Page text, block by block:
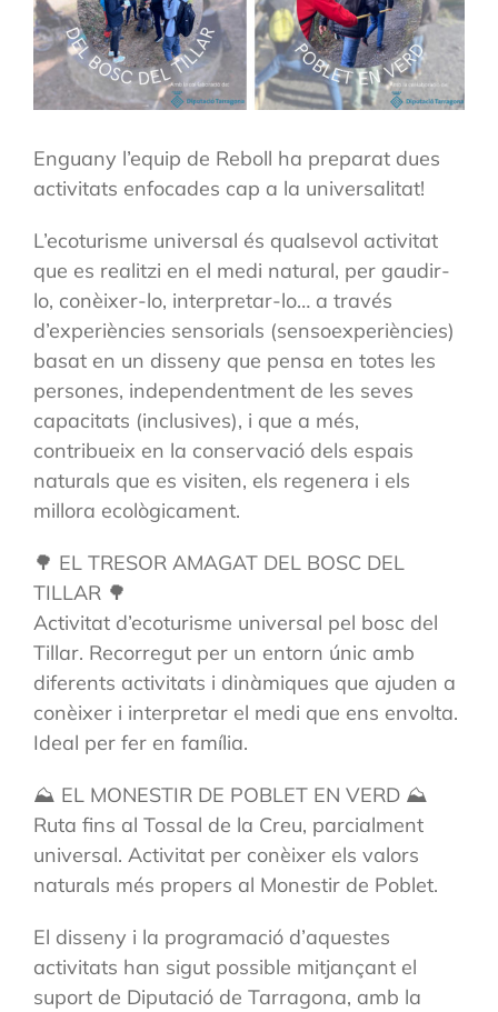
Enguany l’equip de Reboll ha preparat dues
activitats enfocades cap a la universalitat!
L’ecoturisme universal és qualsevol activitat
que es realitzi en el medi natural, per gaudir-
lo, conèixer-lo, interpretar-lo… a través
d’experiències sensorials (sensoexperiències)
basat en un disseny que pensa en totes les
persones, independentment de les seves
capacitats (inclusives), i que a més,
contribueix en la conservació dels espais
naturals que es visiten, els regenera i els
millora ecològicament.
🌳 EL TRESOR AMAGAT DEL BOSC DEL
TILLAR 🌳
Activitat d’ecoturisme universal pel bosc del
Tillar. Recorregut per un entorn únic amb
diferents activitats i dinàmiques que ajuden a
conèixer i interpretar el medi que ens envolta.
Ideal per fer en família.
⛰️ EL MONESTIR DE POBLET EN VERD ⛰️
Ruta fins al Tossal de la Creu, parcialment
universal. Activitat per conèixer els valors
naturals més propers al Monestir de Poblet.
El disseny i la programació d’aquestes
activitats han sigut possible mitjançant el
suport de Diputació de Tarragona, amb la